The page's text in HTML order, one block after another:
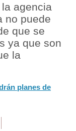
agencia
no puede
que se
ya que son
la
planes de